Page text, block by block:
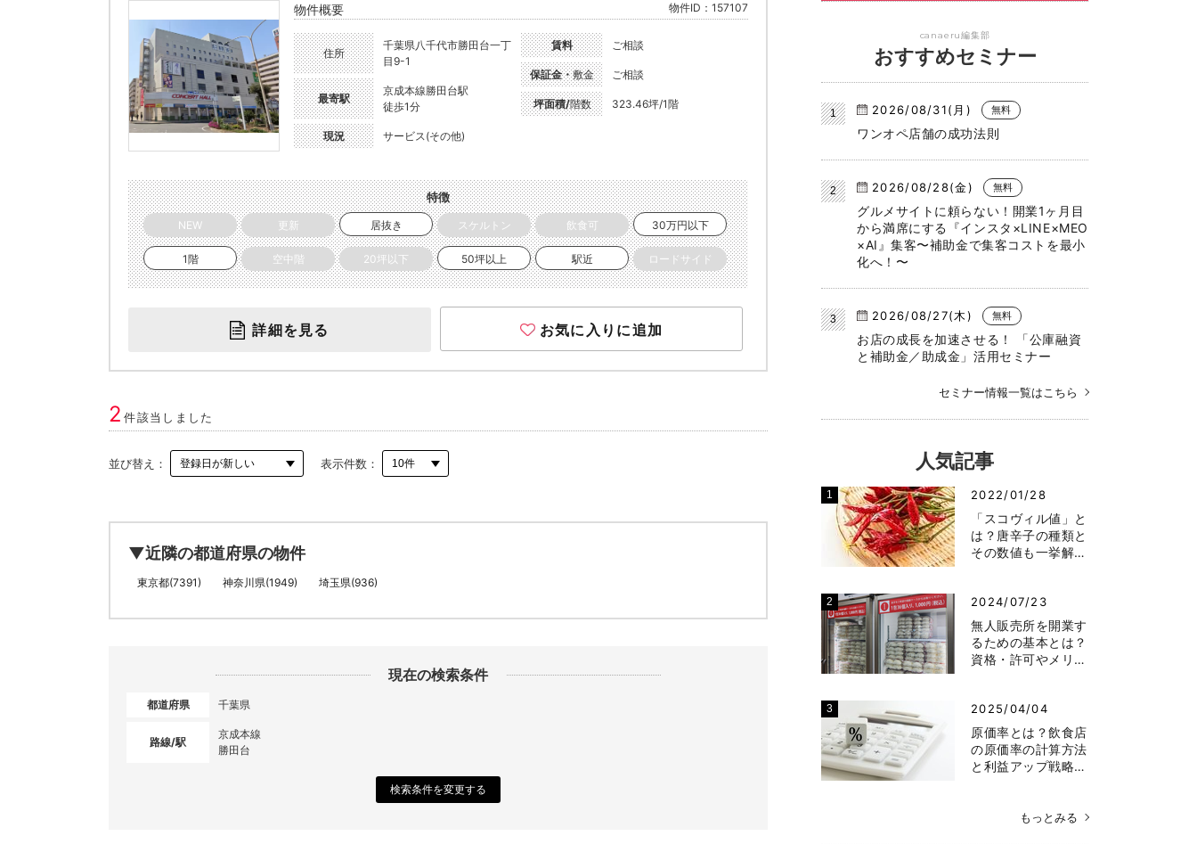
物件概要 物件ID：157107
住所
千葉県八千代市勝田台一丁
目9-1
最寄駅
京成本線勝田台駅
徒歩1分
現況 サービス(その他)
賃料 ご相談
保証金・敷金 ご相談
坪面積/階数 323.46坪/1階
特徴
NEW 更新 居抜き スケルトン 飲食可 30万円以下
1階 空中階 20坪以下 50坪以上 駅近 ロードサイド
詳細を見る お気に入りに追加
2件該当しました
並び替え： 表示件数：
▼近隣の都道府県の物件
東京都(7391) 神奈川県(1949) 埼玉県(936)
現在の検索条件
都道府県 千葉県
路線/駅
京成本線
勝田台
検索条件を変更する
canaeru編集部
おすすめセミナー
2026/08/31(月) 無料
ワンオペ店舗の成功法則
2026/08/28(金) 無料
グルメサイトに頼らない！開業1ヶ月目
から満席にする『インスタ×LINE×MEO
×AI』集客〜補助金で集客コストを最小
化へ！〜
2026/08/27(木) 無料
お店の成長を加速させる！ 「公庫融資
と補助金／助成金」活用セミナー
セミナー情報一覧はこちら
人気記事
2022/01/28
「スコヴィル値」と
は？唐辛子の種類と
その数値も一挙解…
2024/07/23
無人販売所を開業す
るための基本とは？
資格・許可やメリ…
2025/04/04
原価率とは？飲食店
の原価率の計算方法
と利益アップ戦略…
もっとみる